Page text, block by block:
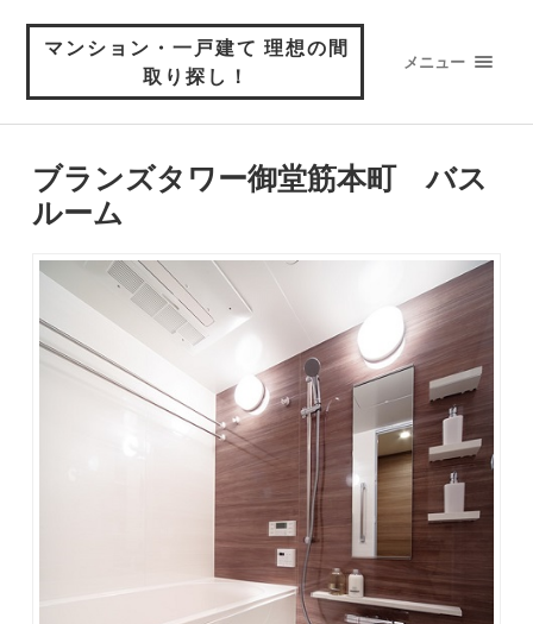
マンション・一戸建て 理想の間
取り探し！
メニュー
ブランズタワー御堂筋本町 バス
ルーム